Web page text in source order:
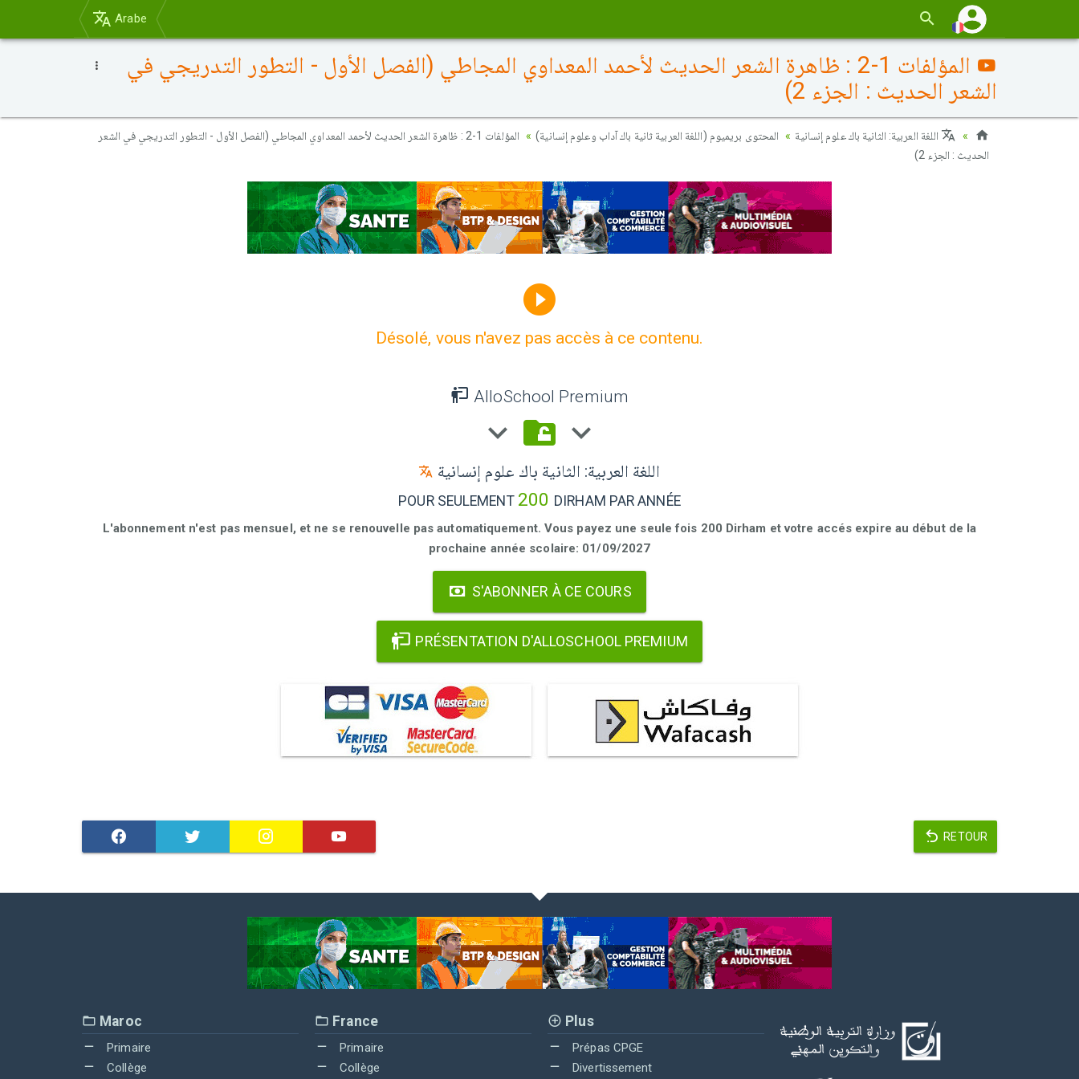
Arabe
المؤلفات 1-2 : ظاهرة الشعر الحديث لأحمد المعداوي المجاطي (الفصل الأول - التطور التدريجي في
الشعر الحديث : الجزء 2)
اللغة العربية: الثانية باك علوم إنسانية المحتوى بريميوم (اللغة العربية ثانية باك آداب وعلوم إنسانية)
المؤلفات 1-2 : ظاهرة الشعر الحديث لأحمد المعداوي المجاطي (الفصل الأول - التطور التدريجي في الشعر
الحديث : الجزء 2)
Désolé, vous n'avez pas accès à ce contenu.
AlloSchool Premium
اللغة العربية: الثانية باك علوم إنسانية
POUR SEULEMENT 200 DIRHAM PAR ANNÉE
L'abonnement n'est pas mensuel, et ne se renouvelle pas automatiquement. Vous payez une seule fois 200 Dirham et votre accés expire au début de la
prochaine année scolaire: 01/09/2027
S'ABONNER À CE COURS
PRÉSENTATION D'ALLOSCHOOL PREMIUM
RETOUR
Maroc
Primaire
Collège
France
Primaire
Collège
Plus
Prépas CPGE
Divertissement